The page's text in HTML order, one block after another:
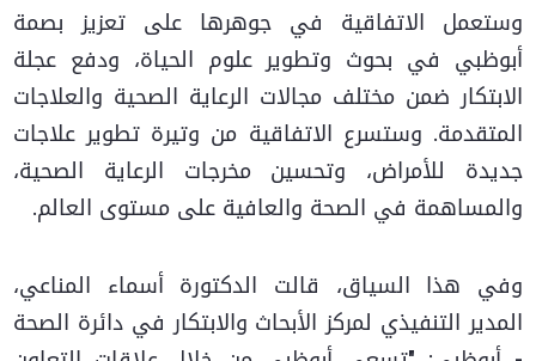
وستعمل الاتفاقية في جوهرها على تعزيز بصمة
أبوظبي في بحوث وتطوير علوم الحياة، ودفع عجلة
الابتكار ضمن مختلف مجالات الرعاية الصحية والعلاجات
المتقدمة. وستسرع الاتفاقية من وتيرة تطوير علاجات
جديدة للأمراض، وتحسين مخرجات الرعاية الصحية،
والمساهمة في الصحة والعافية على مستوى العالم.
وفي هذا السياق، قالت الدكتورة أسماء المناعي،
المدير التنفيذي لمركز الأبحاث والابتكار في دائرة الصحة